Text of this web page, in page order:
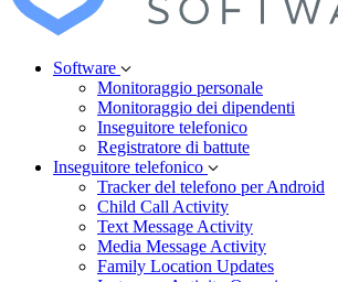
Software
Monitoraggio personale
Monitoraggio dei dipendenti
Inseguitore telefonico
Registratore di battute
Inseguitore telefonico
Tracker del telefono per Android
Child Call Activity
Text Message Activity
Media Message Activity
Family Location Updates